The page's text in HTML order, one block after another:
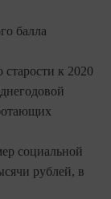
балла
к 2020
социальной
рублей, в